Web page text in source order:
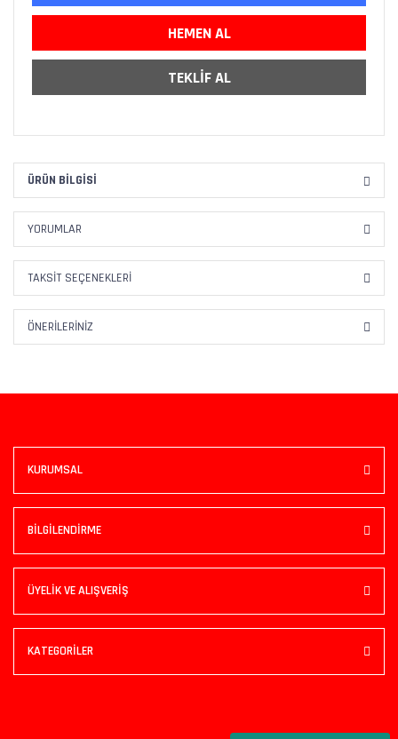
HEMEN AL
TEKLİF AL
ÜRÜN BILGISI
YORUMLAR
TAKSIT SEÇENEKLERI
ÖNERILERINIZ
KURUMSAL
BİLGİLENDİRME
ÜYELİK VE ALIŞVERİŞ
KATEGORİLER